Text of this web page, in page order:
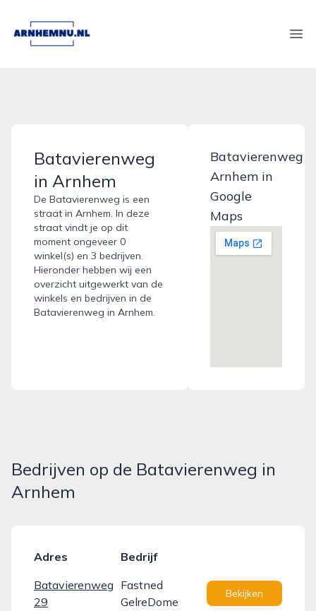
arnhemnu.nl
Batavierenweg
in Arnhem
De Batavierenweg is een
straat in Arnhem. In deze
straat vindt je op dit
moment ongeveer 0
winkel(s) en 3 bedrijven.
Hieronder hebben wij een
overzicht uitgewerkt van de
winkels en bedrijven in de
Batavierenweg in Arnhem.
Batavierenweg
Arnhem in
Google
Maps
Bedrijven op de Batavierenweg in
Arnhem
Adres
Bedrijf
Batavierenweg
29
Fastned
GelreDome
Bekijken